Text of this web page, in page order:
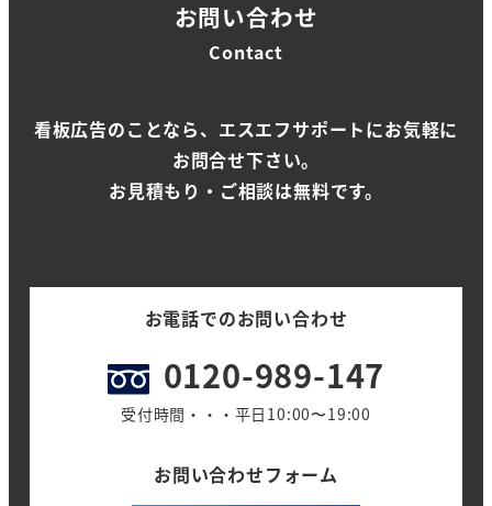
お問い合わせ
Contact
看板広告のことなら、エスエフサポートにお気軽に
お問合せ下さい。
お見積もり・ご相談は無料です。
お電話でのお問い合わせ
0120-989-147
受付時間・・・平日10:00〜19:00
お問い合わせフォーム